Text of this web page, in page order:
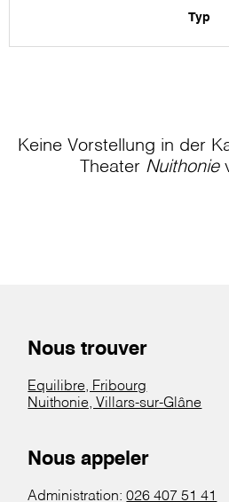
Typ
Keine Vorstellung in der
Theater Nuithonie
Nous trouver
Equilibre, Fribourg
Nuithonie, Villars-sur-Glâne
Nous appeler
Administration:026 407 51 41